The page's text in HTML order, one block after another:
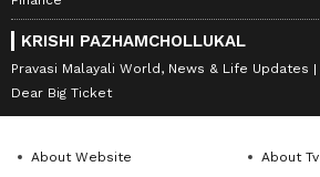
KRISHI PAZHAMCHOLLUKAL
Pravasi Malayali World, News & Life Updates
Dear Big Ticket
About Website About Tv